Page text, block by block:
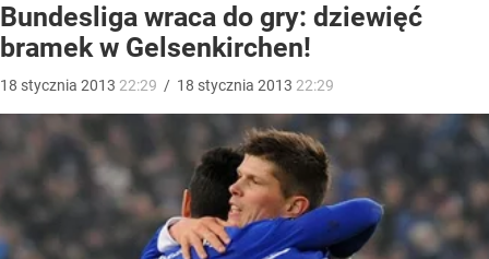
Bundesliga wraca do gry: dziewięć
bramek w Gelsenkirchen!
18 stycznia 2013 22:29 / 18 stycznia 2013 22:29